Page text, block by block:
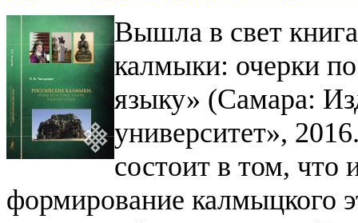
Вышла в свет
калмыки: очерки
языку» (Самара:
университет»,
состоит в том, что
формирование калмыцкого